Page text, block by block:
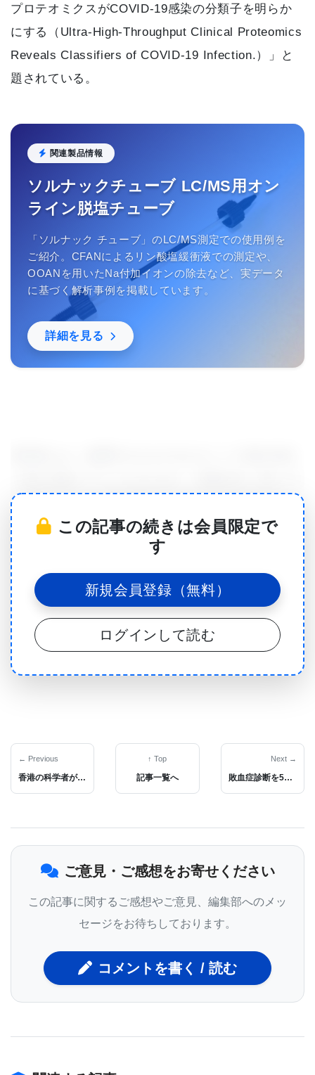
プロテオミクスがCOVID-19感染の分類子を明らか
にする（Ultra-High-Throughput Clinical Proteomics
Reveals Classifiers of COVID-19 Infection.）」と
題されている。
関連製品情報
ソルナックチューブ LC/MS用オン
ライン脱塩チューブ
「ソルナック チューブ」のLC/MS測定での使用例を
ご紹介。CFANによるリン酸塩緩衝液での測定や、
OOANを用いたNa付加イオンの除去など、実データ
に基づく解析事例を掲載しています。
詳細を見る
を改良した。 このMSプラットフォームはフランシ
スクリック研究所で開発され、シャリテー – ベルリ
ン医科大学で31人のCOVID-19患者の血清分析に適
用された。 この結果は、同じ病院でCOVID-19の追
加の17人の患者と15人の健康な人々でさらに検証さ
れた。 研究者らは、彼らの発見がCOVID-19患者の
これらのタンパク質の1つまたはいくつかのレベルを
チェックするための簡単なルーチンテストの開発に
主執筆者の1人であり、フランシスクリック研究所の
Messner博士は、次のように述べている。「医師が
COVID-19患者が重症になるかどうかを予測するの
に役立つテストは非常に貴重だ。 それは彼らが各患
者のために病気を最もよく管理する方法について決
定を下すのを助けるだけでなく、最も危険にさらさ
たバイオマーカーが、これらの極めて必要なテスト
チームが特定した3つの重要なタンパク質は、炎症を
この記事の続きは会員限定で
す
新規会員登録（無料）
ログインして読む
← Previous
香港の科学者が新型コロナウイルスのワクチン開発に光を当てる
↑ Top
記事一覧へ
Next →
敗血症診断を5つのバイオマーカーで層別化する新しい高速血液アッセイの開発に成功
ご意見・ご感想をお寄せください
この記事に関するご感想やご意見、編集部へのメッ
セージをお待ちしております。
コメントを書く / 読む